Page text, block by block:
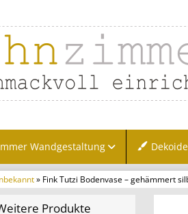
Wandgestaltung
» Fink Tutzi Bodenvase – gehämmert
Produkte